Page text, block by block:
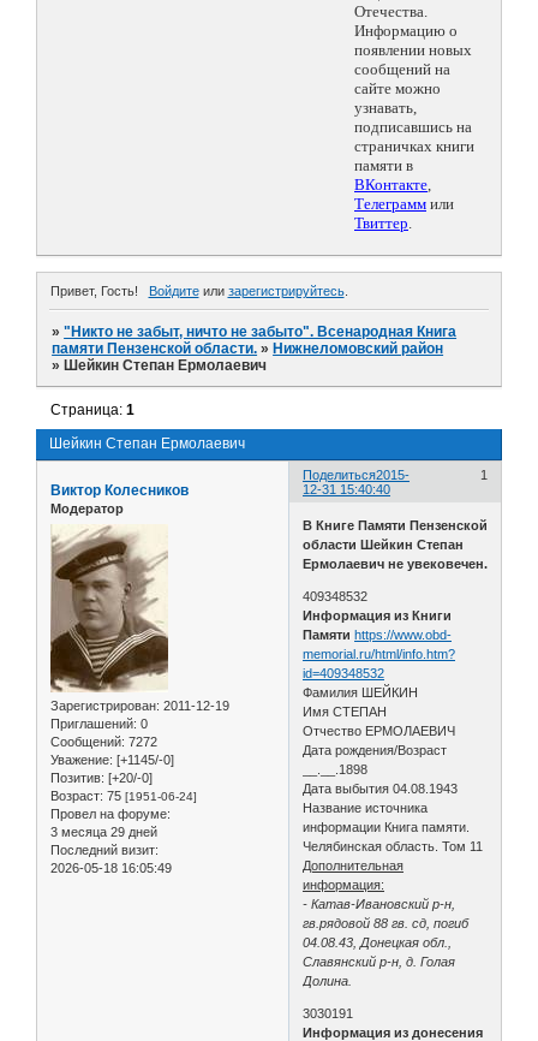
Отечества.
Информацию о
появлении новых
сообщений на
сайте можно
узнавать,
подписавшись на
страничках книги
памяти в
ВКонтакте,
Телеграмм или
Твиттер.
Привет, Гость! Войдитеили зарегистрируйтесь.
»"Никто не забыт, ничто не забыто". Всенародная Книга
памяти Пензенской области. » Нижнеломовский район
» Шейкин Степан Ермолаевич
Шейкин Степан Ермолаевич
Страница:1
Поделиться 1
2015-
12-31 15:40:40
Виктор Колесников
Модератор
Зарегистрирован: 2011-12-19
Приглашений: 0
Сообщений: 7272
Уважение: [+1145/-0]
Позитив: [+20/-0]
Возраст: 75 [1951-06-24]
Провел на форуме:
3 месяца 29 дней
Последний визит:
2026-05-18 16:05:49
В Книге Памяти Пензенской
области Шейкин Степан
Ермолаевич не увековечен.
409348532
Информация из Книги
Памяти https://www.obd-
memorial.ru/html/info.htm?
id=409348532
Фамилия ШЕЙКИН
Имя СТЕПАН
Отчество ЕРМОЛАЕВИЧ
Дата рождения/Возраст
__.__.1898
Дата выбытия 04.08.1943
Название источника
информации Книга памяти.
Челябинская область. Том 11
Дополнительная
информация:
- Катав-Ивановский р-н,
гв.рядовой 88 гв. сд, погиб
04.08.43, Донецкая обл.,
Славянский р-н, д. Голая
Долина.
3030191
Информация из донесения